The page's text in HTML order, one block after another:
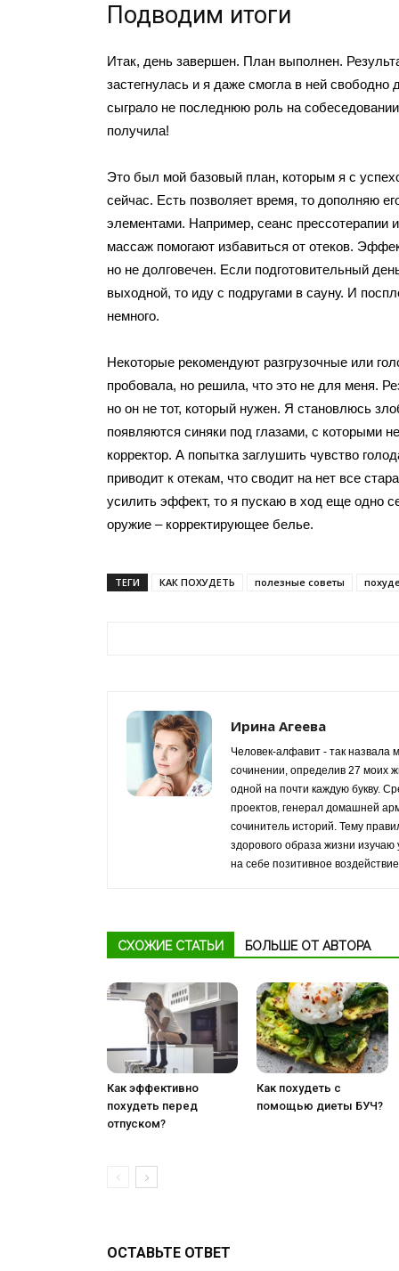
Подводим итоги
Итак, день завершен. План выполнен.
застегнулась и я даже смогла в ней
сыграло не последнюю роль на
получила!
Это был мой базовый план, которым я с
сейчас. Есть позволяет время, то дополняю
элементами. Например, сеанс
массаж помогают избавиться от отеков.
но не долговечен. Если подготовительный
выходной, то иду с подругами в сауну. И
немного.
Некоторые рекомендуют разгрузочные или
пробовала, но решила, что это не для меня.
но он не тот, который нужен. Я становлюсь
появляются синяки под глазами, с которыми
корректор. А попытка заглушить чувство
приводит к отекам, что сводит на нет все
усилить эффект, то я пускаю в ход еще одно
оружие – корректирующее белье.
ТЕГИ КАК ПОХУДЕТЬ полезные советы
Ирина Агеева
Человек-алфавит - так назвала
сочинении, определив 27 моих
одной на почти каждую букву.
проектов, генерал домашней
сочинитель историй. Тему
здорового образа жизни
на себе позитивное
СХОЖИЕ СТАТЬИ БОЛЬШЕ ОТ АВТОРА
Как эффективно
похудеть перед
отпуском?
Как похудеть с
помощью диеты БУЧ?
ОСТАВЬТЕ ОТВЕТ